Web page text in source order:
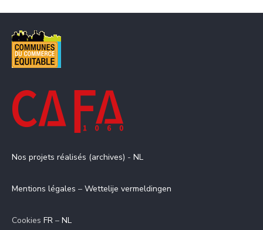
Nos projets réalisés (archives) - NL
Mentions légales – Wettelije vermeldingen
Cookies FR – NL